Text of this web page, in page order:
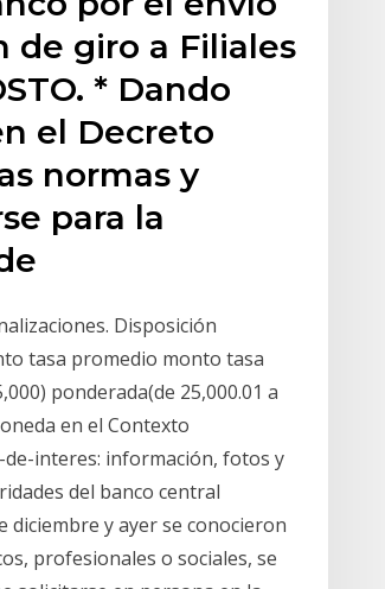
de giro a Filiales
* Dando
el Decreto
normas y
para la
Disposición
tasa promedio monto tasa
ponderada(de 25,000.01 a
en el Contexto
interes: información, fotos y
del banco central
y ayer se conocieron
profesionales o sociales, se